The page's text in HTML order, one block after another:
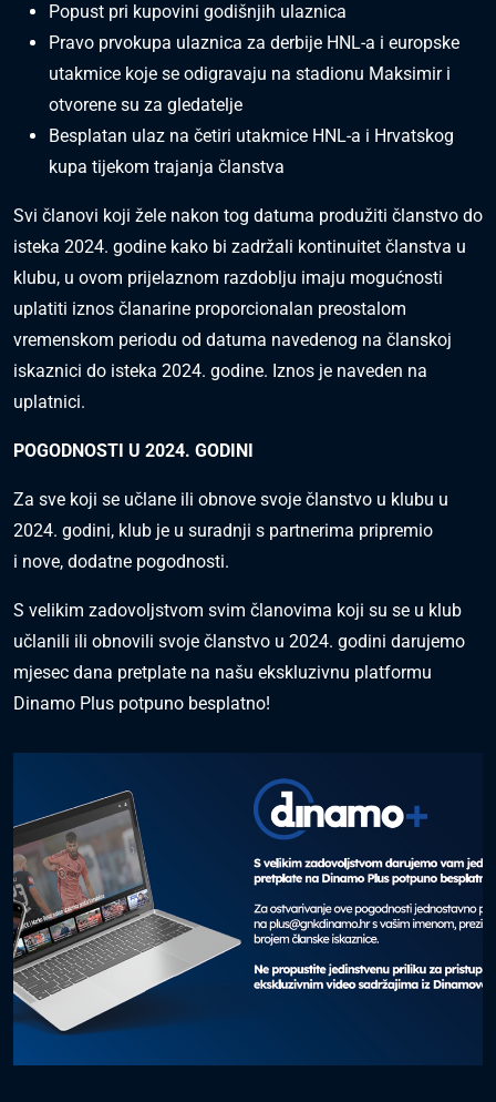
Popust pri kupovini godišnjih ulaznica
Pravo prvokupa ulaznica za derbije HNL-a i europske
utakmice koje se odigravaju na stadionu Maksimir i
otvorene su za gledatelje
Besplatan ulaz na četiri utakmice HNL-a i Hrvatskog
kupa tijekom trajanja članstva
Svi članovi koji žele nakon tog datuma produžiti članstvo do
isteka 2024. godine kako bi zadržali kontinuitet članstva u
klubu, u ovom prijelaznom razdoblju imaju mogućnosti
uplatiti iznos članarine proporcionalan preostalom
vremenskom periodu od datuma navedenog na članskoj
iskaznici do isteka 2024. godine. Iznos je naveden na
uplatnici.
POGODNOSTI U 2024. GODINI
Za sve koji se učlane ili obnove svoje članstvo u klubu u
2024. godini, klub je u suradnji s partnerima pripremio
i nove, dodatne pogodnosti.
S velikim zadovoljstvom svim članovima koji su se u klub
učlanili ili obnovili svoje članstvo u 2024. godini darujemo
mjesec dana pretplate na našu ekskluzivnu platformu
Dinamo Plus potpuno besplatno!